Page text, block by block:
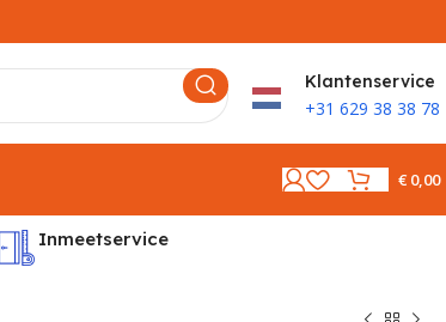
Klantenservice
+31 629 38 38 78
€0,00
Inmeetservice